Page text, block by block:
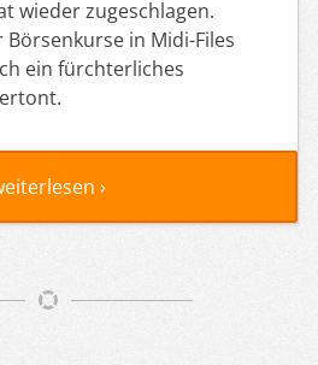
wieder zugeschlagen.
in Midi-Files
ein fürchterliches
›